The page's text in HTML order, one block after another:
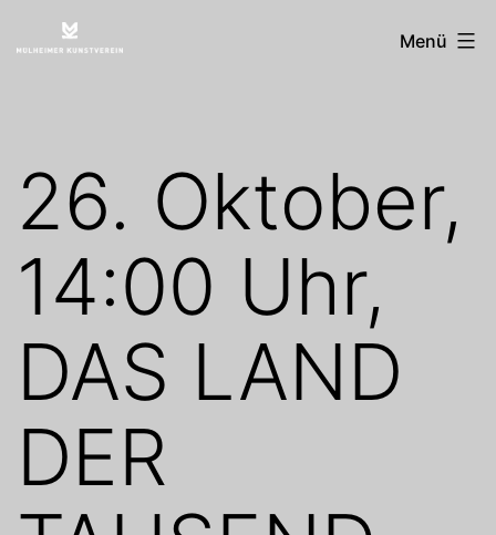
Inhalt
Mülheimer
Menü
26. Oktober,
14:00 Uhr,
DAS LAND
DER